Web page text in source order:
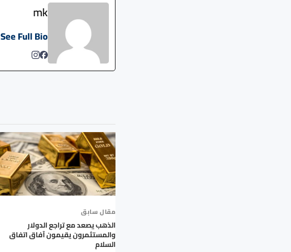
mk
See Full Bio
مقال سابق
الذهب يصعد مع تراجع الدولار
والمستثمرون يقيمون آفاق اتفاق
السلام